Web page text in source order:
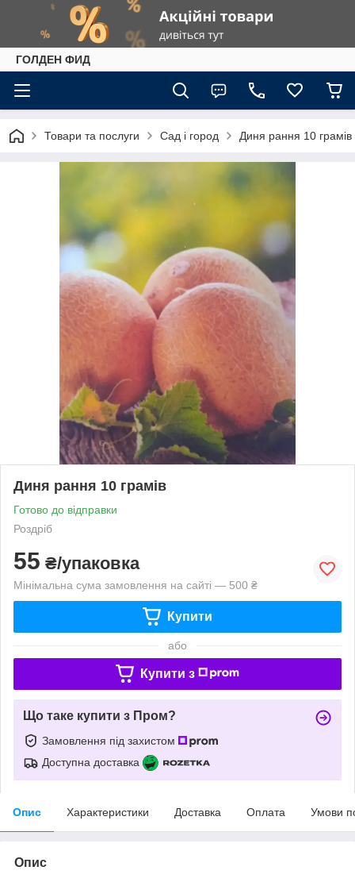
ГОЛДЕН ФИД
Товари та послуги Сад і город Диня рання 10 грамів
Диня рання 10 грамів
Готово до відправки
Роздріб
55 ₴/упаковка
Мінімальна сума замовлення на сайті — 500 ₴
Купити
або
Купити з
Що таке купити з Пром?
Замовлення під захистом
Доступна доставка
Опис Характеристики Доставка Оплата Умови
Опис